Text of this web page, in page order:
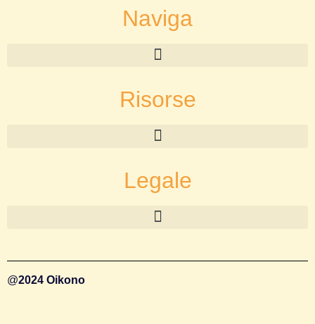
Naviga
Risorse
Legale
@2024 Oikono